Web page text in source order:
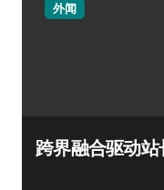
外闻
跨界融合驱动